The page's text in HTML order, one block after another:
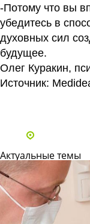
-Потому что вы
убедитесь в
духовных сил
будущее.
Олег Куракин,
Источник:
Актуальные темы